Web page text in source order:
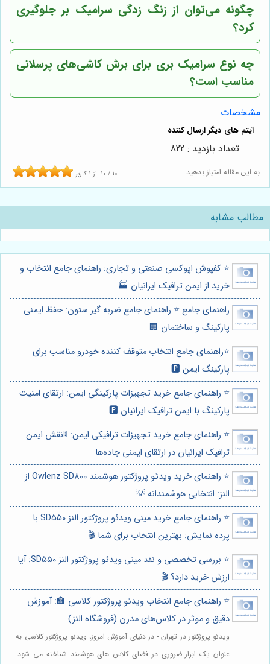
چگونه می‌توان از زنگ زدگی سرامیک بر جلوگیری
کرد؟
چه نوع سرامیک بری برای برش کاشی‌های پرسلانی
مناسب است؟
مشخصات
به این مقاله امتیاز بدهید : 10 / 10 از 1 کاربر
تعداد بازدید : 822
مطالب مشابه
⭐️ کفپوش اپوکسی صنعتی و تجاری: راهنمای جامع انتخاب و
خرید از ایمن ترافیک ایرانیان 🏭
راهنمای جامع ⭐️ راهنمای جامع ضربه گیر ستون: حفظ ایمنی
پارکینگ و ساختمان 🏢
⭐️راهنمای جامع انتخاب متوقف کننده خودرو مناسب برای
پارکینگ ایمن 🅿️
⭐️ راهنمای جامع خرید تجهیزات پارکینگی ایمن: ارتقای امنیت
پارکینگ با ایمن ترافیک ایرانیان 🅿️
⭐️ راهنمای جامع خرید تجهیزات ترافیکی ایمن: 🚦نقش ایمن
ترافیک ایرانیان در ارتقای ایمنی جاده‌ها
⭐️ راهنمای خرید ویدئو پروژکتور هوشمند Owlenz SD800 از
النز: انتخابی هوشمندانه 💡
⭐️ راهنمای جامع خرید مینی ویدئو پروژکتور النز SD550 با
پرده نمایش: بهترین انتخاب برای شما 🎬
⭐️ بررسی تخصصی و نقد مینی ویدئو پروژکتور النز SD550: آیا
ارزش خرید دارد؟ 🎬
⭐️ راهنمای جامع انتخاب ویدئو پروژکتور کلاسی 🏫: آموزش
دقیق و موثر در کلاس‌های مدرن (فروشگاه النز)
ویدئو پروژکتور در تهران - در دنیای آموزش امروز، ویدئو پروژکتور کلاسی به
عنوان یک ابزار ضروری در فضای کلاس های هوشمند شناخته می شود.